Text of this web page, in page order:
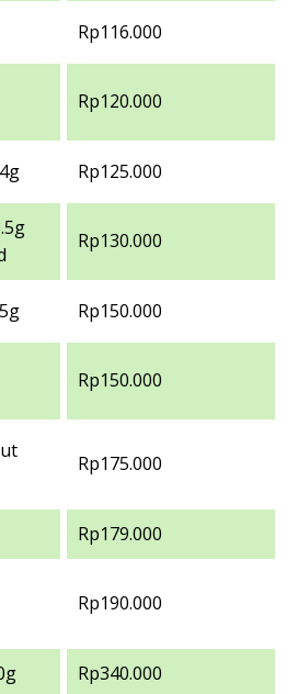
Rp116.000
Rp120.000
Rp125.000
Rp130.000
Rp150.000
Rp150.000
Rp175.000
Rp179.000
Rp190.000
Rp340.000